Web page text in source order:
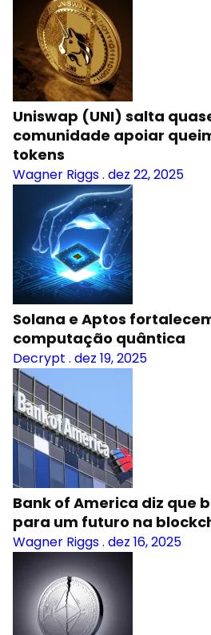
Uniswap (UNI) salta
comunidade apoiar
tokens
Wagner Riggs. dez 22, 2025
Solana e Aptos
computação quântica
Decrypt . dez 19, 2025
Bank of America diz que
para um futuro na
Wagner Riggs. dez 16, 2025